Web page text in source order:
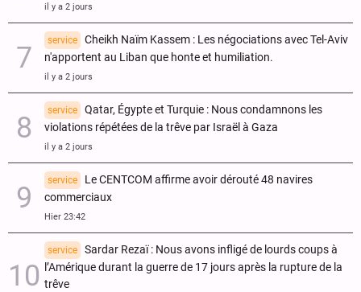
il y a 2 jours
service
Cheikh Naïm Kassem : Les négociations avec Tel-Aviv
n'apportent au Liban que honte et humiliation.
il y a 2 jours
service
Qatar, Égypte et Turquie : Nous condamnons les
violations répétées de la trêve par Israël à Gaza
il y a 2 jours
service
Le CENTCOM affirme avoir dérouté 48 navires
commerciaux
Hier 23:42
service
Sardar Rezaï : Nous avons infligé de lourds coups à
l’Amérique durant la guerre de 17 jours après la rupture de la
trêve